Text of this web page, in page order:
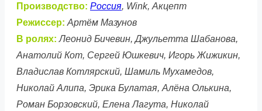
Производство: Россия, Wink, Акцепт
Режиссер: Артём Мазунов
В ролях: Леонид Бичевин, Джульетта Шабанова,
Анатолий Кот, Сергей Юшкевич, Игорь Жижикин,
Владислав Котлярский, Шамиль Мухамедов,
Николай Алипа, Эрика Булатая, Алёна Олькина,
Роман Борзовский, Елена Лагута, Николай